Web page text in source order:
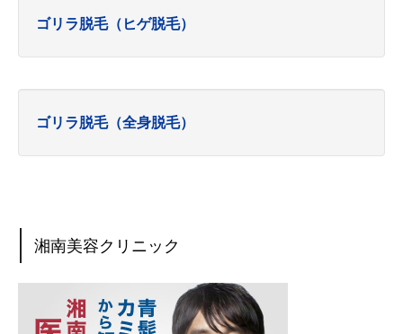
ゴリラ脱毛（ヒゲ脱毛）
ゴリラ脱毛（全身脱毛）
湘南美容クリニック